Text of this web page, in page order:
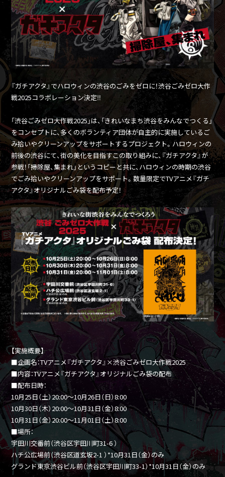
『ガチアクタ』でハロウィンの渋谷のごみをゼロに！渋谷ごみゼロ大作
戦2025コラボレーション決定‼
「渋谷ごみゼロ大作戦2025」は、「きれいなまち渋谷をみんなでつくる」
をコンセプトに、多くのボランティア団体が自主的に実施しているご
み拾いやクリーンアップをサポートするプロジェクト。ハロウィンの
前後の渋谷にて、街の美化を目指すこの取り組みに、『ガチアクタ』が
参戦！「掃除屋、集まれ」というコピーと共に、ハロウィンの時期の渋谷
でごみ拾いやクリーンアップをサポート。数量限定でTVアニメ『ガチ
アクタ』オリジナルごみ袋を配布予定！
【実施概要】
■企画名：TVアニメ『ガチアクタ』×渋谷ごみゼロ大作戦2025
■内容：TVアニメ『ガチアクタ』オリジナルごみ袋の配布
■配布日時：
10月25日（土）20:00～10月26日（日）8:00
10月30日（木）20:00～10月31日（金）8:00
10月31日（金）20:00～11月01日（土）8:00
■場所：
宇田川交番前（渋谷区宇田川町31-6 ）
ハチ公広場前（渋谷区道玄坂2-1 ）*10月31日（金）のみ
グランド東京渋谷ビル前（渋谷区宇田川町33-1）*10月31日（金）のみ